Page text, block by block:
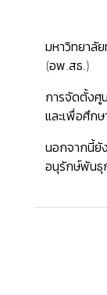
มหาวิทยาลั
(อพ.สธ.)
การจัดตั้งศู
และเพื่อศึก
นอกจากนี้ยั
อนุรักษ์พันธุ